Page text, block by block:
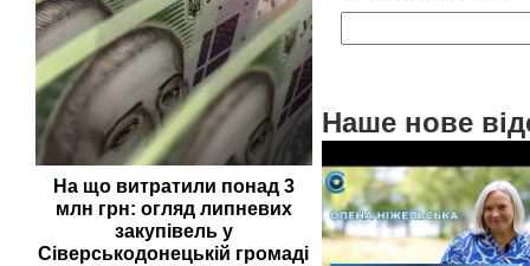
На що витратили понад 3
млн грн: огляд липневих
закупівель у
Сіверськодонецькій громаді
Наше нове